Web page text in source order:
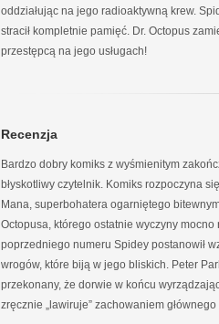
oddziałując na jego radioaktywną krew.
stracił kompletnie pamięć. Dr. Octopus
przestępcą na jego usługach!
Recenzja
Bardzo dobry komiks z wyśmienitym
błyskotliwy czytelnik. Komiks rozpoczyna
Mana, superbohatera ogarniętego
Octopusa, którego ostatnie wyczyny
poprzedniego numeru Spidey postanowił
wrogów, które biją w jego bliskich. Peter
przekonany, że dorwie w końcu
zręcznie „lawiruje” zachowaniem